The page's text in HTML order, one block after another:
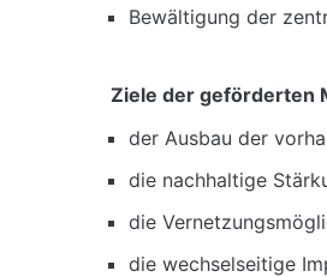
Bewältigung der
Ziele der geförderten
der Ausbau der
die nachhaltige
die
die wechselseitige